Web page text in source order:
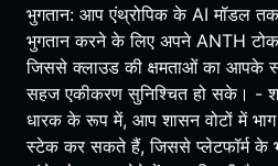
भुगतान: आप एंथ्रोपिक के AI मॉडल
भुगतान करने के लिए अपने ANTH
जिससे क्लाउड की क्षमताओं का आपके
सहज एकीकरण सुनिश्चित हो सके। -
धारक के रूप में, आप शासन वोटों में
स्टेक कर सकते हैं, जिससे प्लेटफॉर्म के